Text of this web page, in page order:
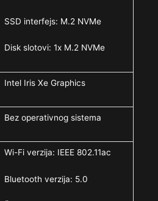
SSD interfejs: M.2 NVMe
Disk slotovi: 1x M.2 NVMe
Intel Iris Xe Graphics
Bez operativnog sistema
Wi-Fi verzija: IEEE 802.11ac
Bluetooth verzija: 5.0